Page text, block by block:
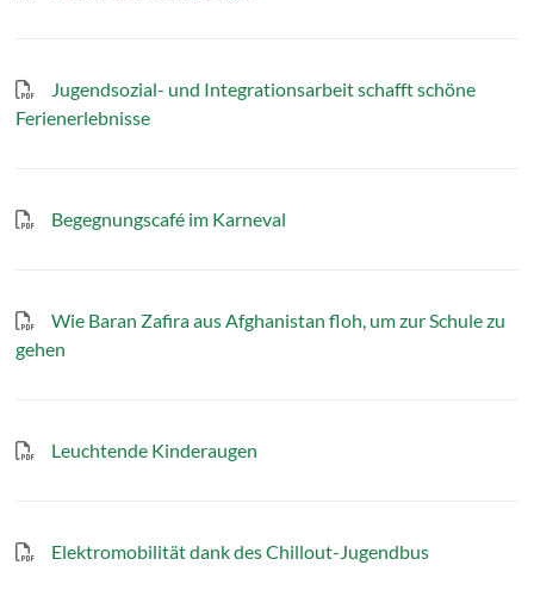
Jugendsozial- und Integrationsarbeit schafft schöne
Ferienerlebnisse
Begegnungscafé im Karneval
Wie Baran Zafira aus Afghanistan floh, um zur Schule zu
gehen
Leuchtende Kinderaugen
Elektromobilität dank des Chillout-Jugendbus